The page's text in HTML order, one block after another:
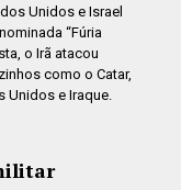
Unidos e Israel
“Fúria
o Irã atacou
como o Catar,
Unidos e Iraque.